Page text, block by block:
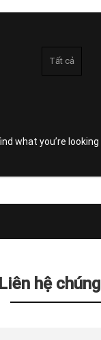
Tất cả
what you’re
Liên hệ